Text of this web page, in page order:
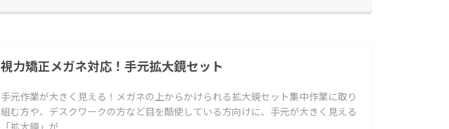
視力矯正メガネ対応！手元拡大鏡セット
手元作業が大きく見える！メガネの上からかけられる拡大鏡セット集中作業に取り
組む方や、デスクワークの方など目を酷使している方向けに、手元が大きく見える
「拡大鏡」が...